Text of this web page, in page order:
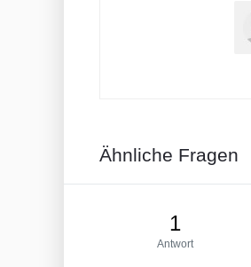
Ähnliche Fragen
1
Antwort